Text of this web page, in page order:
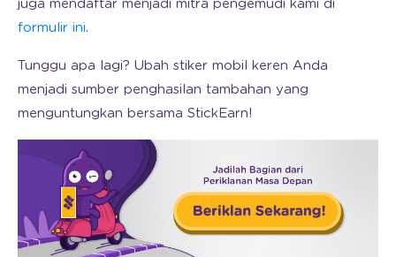
juga mendaftar menjadi mitra pengemudi kami di
formulir ini.
Tunggu apa lagi? Ubah stiker mobil keren Anda
menjadi sumber penghasilan tambahan yang
menguntungkan bersama StickEarn!